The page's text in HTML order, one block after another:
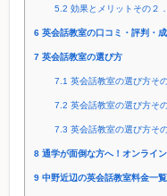
5.2 効果とメリットその２
6 英会話教室の口コミ・評判・
7 英会話教室の選び方
7.1 英会話教室の選び方そ
7.2 英会話教室の選び方そ
7.3 英会話教室の選び方そ
8 通学が面倒な方へ！オンライ
9 中野近辺の英会話教室料金一